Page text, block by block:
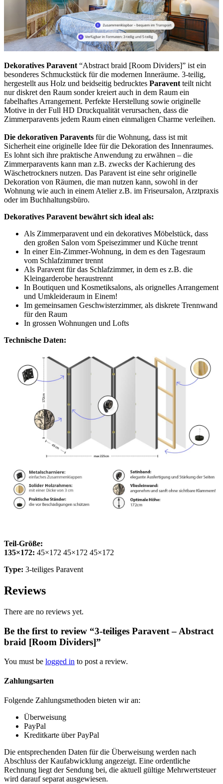
Dekoratives Paravent “Abstract braid [Room Dividers]” ist ein
besonderes Schmuckstück für die modernen Inneräume. 3-teilig,
hergestellt aus Holz und beidseitig bedrucktes Paravent teilt nicht
nur diskret den Raum sonder kreiert auch in dem Raum ein
fabelhaftes Arrangement. Perfekte Herstellung sowie originelle
Motive in der Full HD Druckqualität verursachen, dass die
Zimmerparavents jedem Raum einen einmaligen Charme verleihen.
Die dekorativen Paravents für die Wohnung, dass ist mit
Sicherheit eine originelle Idee für die Dekoration des Innenraumes.
Es lohnt sich ihre praktische Anwendung zu erwähnen – die
Zimmerparavents kann man z.B. zwecks der Kachierung des
Wäschetrockners nutzen. Das Paravent ist eine sehr originelle
Dekoration von Räumen, die man nutzen kann, sowohl in der
Wohnung wie auch in einem Atelier z.B. im Friseursalon, Arztpraxis
oder im Buchhaltungsbüro.
Dekoratives Paravent bewährt sich ideal als:
Als Zimmerparavent und ein dekoratives Möbelstück, dass
den großen Salon vom Speisezimmer und Küche trennt
In einer Ein-Zimmer-Wohnung, in dem es den Tagesraum
vom Schlafzimmer trennt
Als Paravent für das Schlafzimmer, in dem es z.B. die
Kleingarderobe heraustrennt
In Boutiquen und Kosmetiksalons, als orignelles Arrangement
und Umkleideraum in Einem!
Im gemeinsamen Geschwisterzimmer, als diskrete Trennwand
für den Raum
In grossen Wohnungen und Lofts
Technische Daten:
Teil-Größe:
135×172: 45×172 45×172 45×172
Type: 3-teiliges Paravent
Reviews
There are no reviews yet.
Be the first to review “3-teiliges Paravent – Abstract
braid [Room Dividers]”
You must be logged in to post a review.
Zahlungsarten
Folgende Zahlungsmethoden bieten wir an:
Überweisung
PayPal
Kreditkarte über PayPal
Die entsprechenden Daten für die Überweisung werden nach
Abschluss der Kaufabwicklung angezeigt. Eine ordentliche
Rechnung liegt der Sendung bei, die aktuell gültige Mehrwertsteuer
wird darauf separat ausgewiesen.